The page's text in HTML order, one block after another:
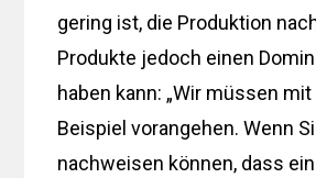
gering ist, die Produktion
Produkte jedoch einen
haben kann: „Wir müssen
Beispiel vorangehen. Wenn
nachweisen können, dass ein